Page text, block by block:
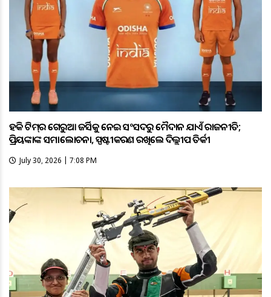
ହକି ଟିମ୍‌ର ଗେରୁଆ ଜର୍ସିକୁ ନେଇ ସଂସଦରୁ ମୈଦାନ ଯାଏଁ ରାଜନୀତି;
ପ୍ରିୟଙ୍କାଙ୍କ ସମାଲୋଚନା, ସ୍ପଷ୍ଟୀକରଣ ରଖିଲେ ଦିଲ୍ଲୀପ ତିର୍କୀ
July 30, 2026 | 7:08 PM